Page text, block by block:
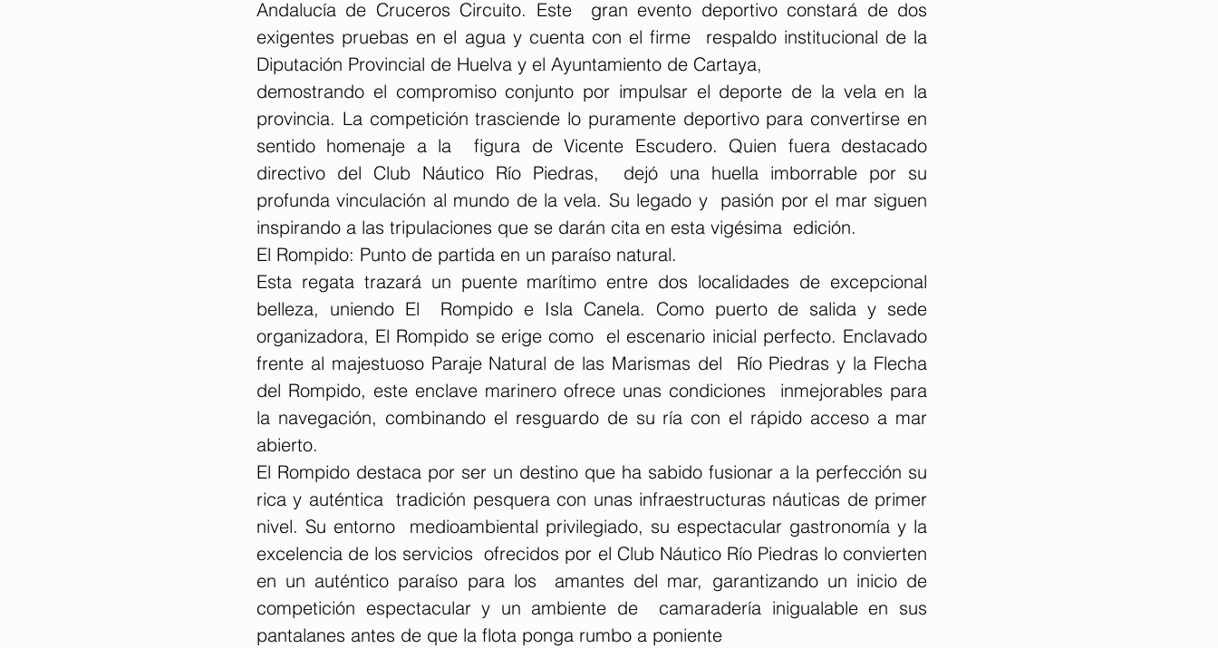
Andalucía de Cruceros Circuito. Este  gran evento deportivo constará de dos
exigentes pruebas en el agua y cuenta con el firme  respaldo institucional de la
Diputación Provincial de Huelva y el Ayuntamiento de Cartaya,
demostrando el compromiso conjunto por impulsar el deporte de la vela en la
provincia. La competición trasciende lo puramente deportivo para convertirse en
sentido homenaje a la  figura de Vicente Escudero. Quien fuera destacado
directivo del Club Náutico Río Piedras,  dejó una huella imborrable por su
profunda vinculación al mundo de la vela. Su legado y  pasión por el mar siguen
inspirando a las tripulaciones que se darán cita en esta vigésima  edición.
El Rompido: Punto de partida en un paraíso natural.
Esta regata trazará un puente marítimo entre dos localidades de excepcional
belleza, uniendo El  Rompido e Isla Canela. Como puerto de salida y sede
organizadora, El Rompido se erige como  el escenario inicial perfecto. Enclavado
frente al majestuoso Paraje Natural de las Marismas del  Río Piedras y la Flecha
del Rompido, este enclave marinero ofrece unas condiciones  inmejorables para
la navegación, combinando el resguardo de su ría con el rápido acceso a mar
abierto.
El Rompido destaca por ser un destino que ha sabido fusionar a la perfección su
rica y auténtica  tradición pesquera con unas infraestructuras náuticas de primer
nivel. Su entorno  medioambiental privilegiado, su espectacular gastronomía y la
excelencia de los servicios  ofrecidos por el Club Náutico Río Piedras lo convierten
en un auténtico paraíso para los  amantes del mar, garantizando un inicio de
competición espectacular y un ambiente de  camaradería inigualable en sus
pantalanes antes de que la flota ponga rumbo a poniente